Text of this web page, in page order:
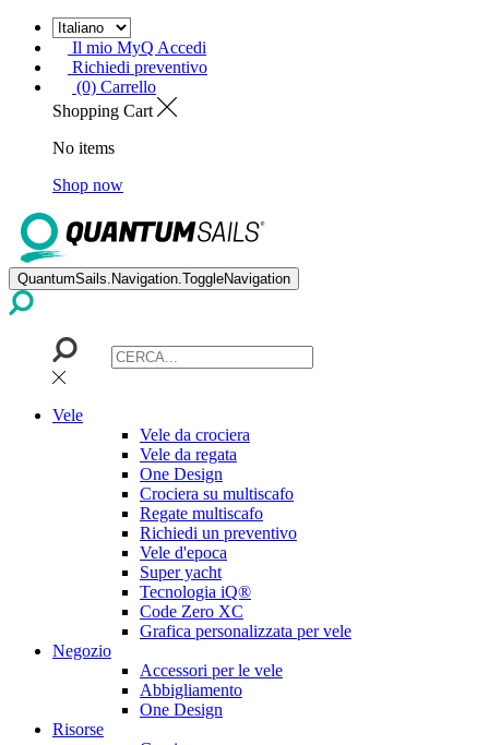
Il mio MyQ Accedi
Richiedi preventivo
(0) Carrello
Shopping Cart
No items
Shop now
QuantumSails.Navigation.ToggleNavigation
Vele
Vele da crociera
Vele da regata
One Design
Crociera su multiscafo
Regate multiscafo
Richiedi un preventivo
Vele d'epoca
Super yacht
Tecnologia iQ®
Code Zero XC
Grafica personalizzata per vele
Negozio
Accessori per le vele
Abbigliamento
One Design
Risorse